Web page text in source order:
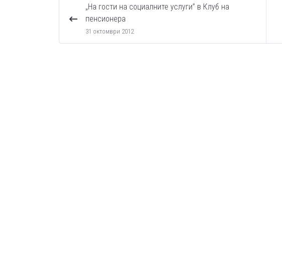
„На гости на социалните услуги” в Клуб на
пенсионера
31 октомври 2012